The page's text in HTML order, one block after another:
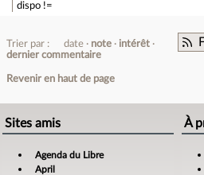
dispo !=
Trier par : date note
intérêt
dernier commentaire
Revenir en haut de page
Sites amis
Agenda du Libre
April
À